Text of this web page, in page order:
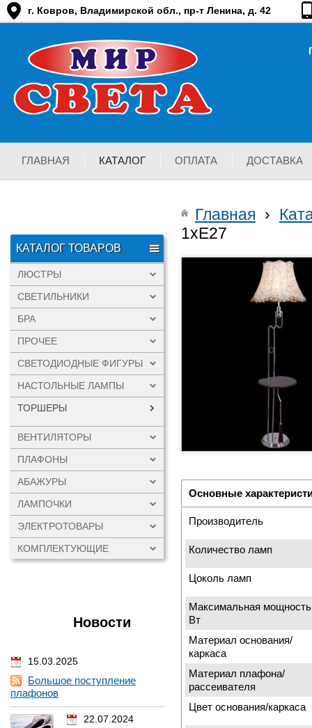
г. Ковров, Владимирской обл., пр-т Ленина, д. 42
ГЛАВНАЯ КАТАЛОГ ОПЛАТА ДОСТАВКА
КАТАЛОГ ТОВАРОВ
ЛЮСТРЫ
СВЕТИЛЬНИКИ
БРА
ПРОЧЕЕ
СВЕТОДИОДНЫЕ ФИГУРЫ
НАСТОЛЬНЫЕ ЛАМПЫ
ТОРШЕРЫ
ВЕНТИЛЯТОРЫ
ПЛАФОНЫ
АБАЖУРЫ
ЛАМПОЧКИ
ЭЛЕКТРОТОВАРЫ
КОМПЛЕКТУЮЩИЕ
Новости
15.03.2025
Большое поступление
плафонов
22.07.2024
Главная ›
1хЕ27
Основные
Производитель
Количество ламп
Цоколь ламп
Максимальная
Вт
Материал основания/
каркаса
Материал плафона/
рассеивателя
Цвет основания/каркаса